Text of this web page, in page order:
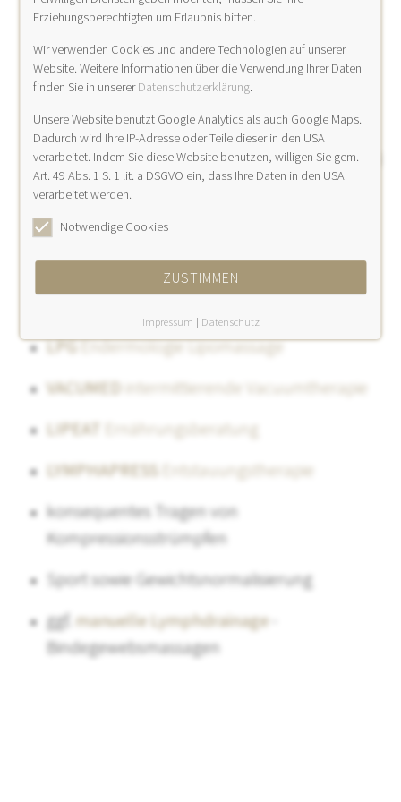
Hautbild ähnlich einer gesteppten Matratze
(„Matratzenphänomen“)
Hautverhärtungen sowie vergrößert
Hautporen
Subjektives Spannungsgefühl und manchmal
auch Schmerzen
Therapie der Cellulite
LPGEndermologie Lipomassage
VACUMED
intermittierende Vacuumtherapie
LIPEAT
Ernährungsberatung
LYMPHAPRESS Entstauungstherapie
konsequentes Tragen von
Kompressionsstrümpfen
Sport sowie Gewichtsnormalisierung
ggf. manuelle Lymphdrainage
Bindegewebsmassagen
Erziehungsberechtigten um Erlaubnis bitten.
Wir verwenden Cookies und andere Technologien auf unserer
Website. Weitere Informationen über die Verwendung Ihrer Daten
finden Sie in unsererDatenschutzerklärung.
Unsere Website benutzt Google Analytics als auch Google Maps.
Dadurch wird Ihre IP-Adresse oder Teile dieser in den USA
verarbeitet. Indem Sie diese Website benutzen, willigen Sie gem.
Art. 49 Abs. 1 S. 1 lit. a DSGVO ein, dass Ihre Daten in den USA
verarbeitet werden.
Notwendige Cookies
ZUSTIMMEN
Impressum | Datenschutz